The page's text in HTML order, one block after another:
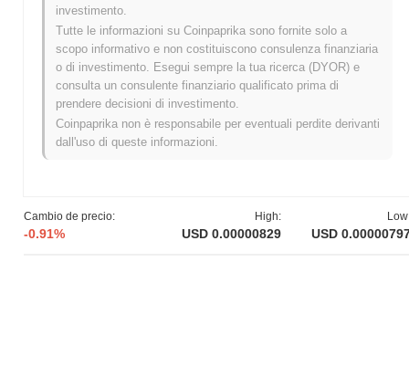
Cambio de precio:
-0.91%
High:
USD 0.00000829 USD
Qual è lo storico della fascia di prezzo di FOFAR?
Massimo Storico (ATH):$0.00002351
Minimo Storico (ATL): NaN
FOFAR è attualmente scambiato~65.18%al di sotto del suo ATH
Come si sta comportando FOFAR rispetto al
mercato crypto più ampio?
sottoperformando il mercato crypto complessivo che ha registrato
un guadagno del
. Ciò indica un ritardo temporaneo
investimento.
Tutte le informazioni su Coinpaprika sono fornite solo a
scopo informativo e non costituiscono consulenza finanziaria
o di investimento. Esegui sempre la tua ricerca (DYOR) e
consulta un consulente finanziario qualificato prima di
prendere decisioni di investimento.
Coinpaprika non è responsabile per eventuali perdite derivanti
dall'uso di queste informazioni.